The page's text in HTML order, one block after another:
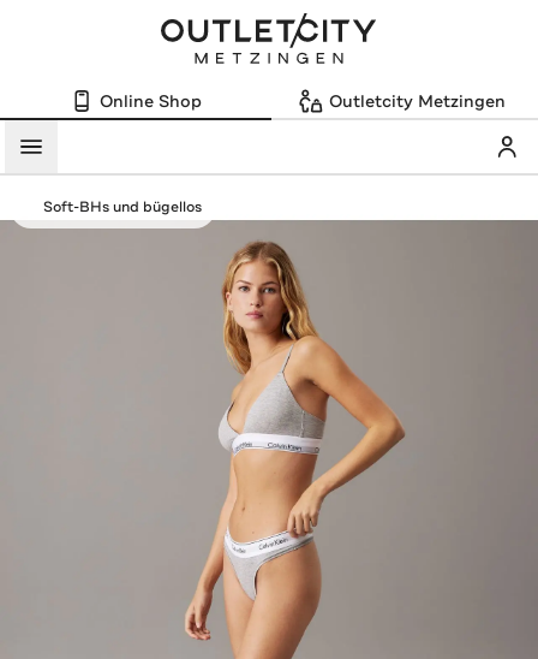
Online Shop Outletcity Metzingen
Menü
Soft-BHs und bügellos